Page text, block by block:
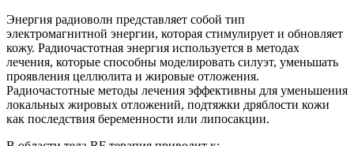
Энергия радиоволн представляет собой тип
электромагнитной энергии, которая стимулирует и обновляет
кожу. Радиочастотная энергия используется в методах
лечения, которые способны моделировать силуэт, уменьшать
проявления целлюлита и жировые отложения.
Радиочастотные методы лечения эффективны для уменьшения
локальных жировых отложений, подтяжки дряблости кожи
как последствия беременности или липосакции.